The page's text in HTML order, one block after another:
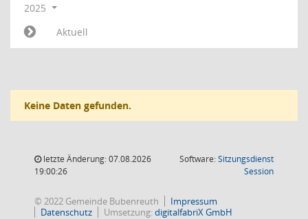
2025
Aktuell
Keine Daten gefunden.
letzte Änderung: 07.08.2026
19:00:26
Software:Sitzungsdienst
Session(Wird in
© 2022 Gemeinde Bubenreuth
Impressum
Datenschutz
Umsetzung:digitalfabriX GmbH